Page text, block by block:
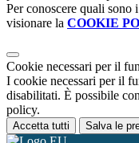
Per conoscere quali sono
visionare la COOKIE
Cookie necessari per il
I cookie necessari per il
disabilitati. È possibile
policy.
Accetta tutti Salva le